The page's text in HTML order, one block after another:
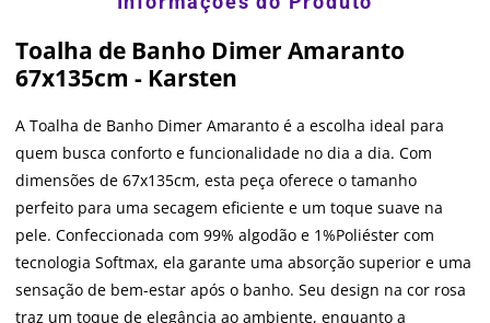
Toalha de Banho Dimer Amaranto
67x135cm - Karsten
A Toalha de Banho Dimer Amaranto é a escolha ideal para
quem busca conforto e funcionalidade no dia a dia. Com
dimensões de 67x135cm, esta peça oferece o tamanho
perfeito para uma secagem eficiente e um toque suave na
pele. Confeccionada com 99% algodão e 1%Poliéster com
tecnologia Softmax, ela garante uma absorção superior e uma
sensação de bem-estar após o banho. Seu design na cor rosa
traz um toque de elegância ao ambiente, enquanto a